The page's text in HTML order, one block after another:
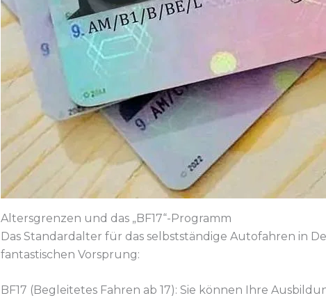
Altersgrenzen und das „BF17“-Programm
Das Standardalter für das selbstständige Autofahren in
fantastischen Vorsprung:
BF17 (Begleitetes Fahren ab 17): Sie können Ihre